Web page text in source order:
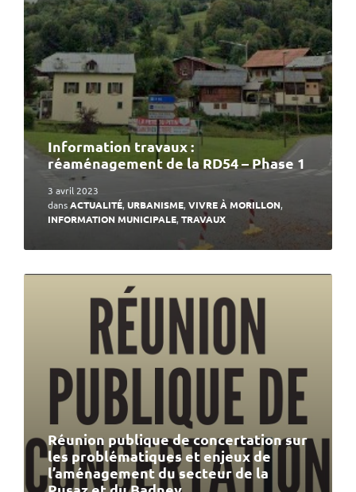
Information travaux :
réaménagement de la RD54 – Phase 1
3 avril 2023
dansACTUALITÉ, URBANISME, VIVRE À MORILLON,
INFORMATION MUNICIPALE, TRAVAUX
Réunion publique de concertation sur
les problématiques et enjeux de
l’aménagement du secteur de la
En